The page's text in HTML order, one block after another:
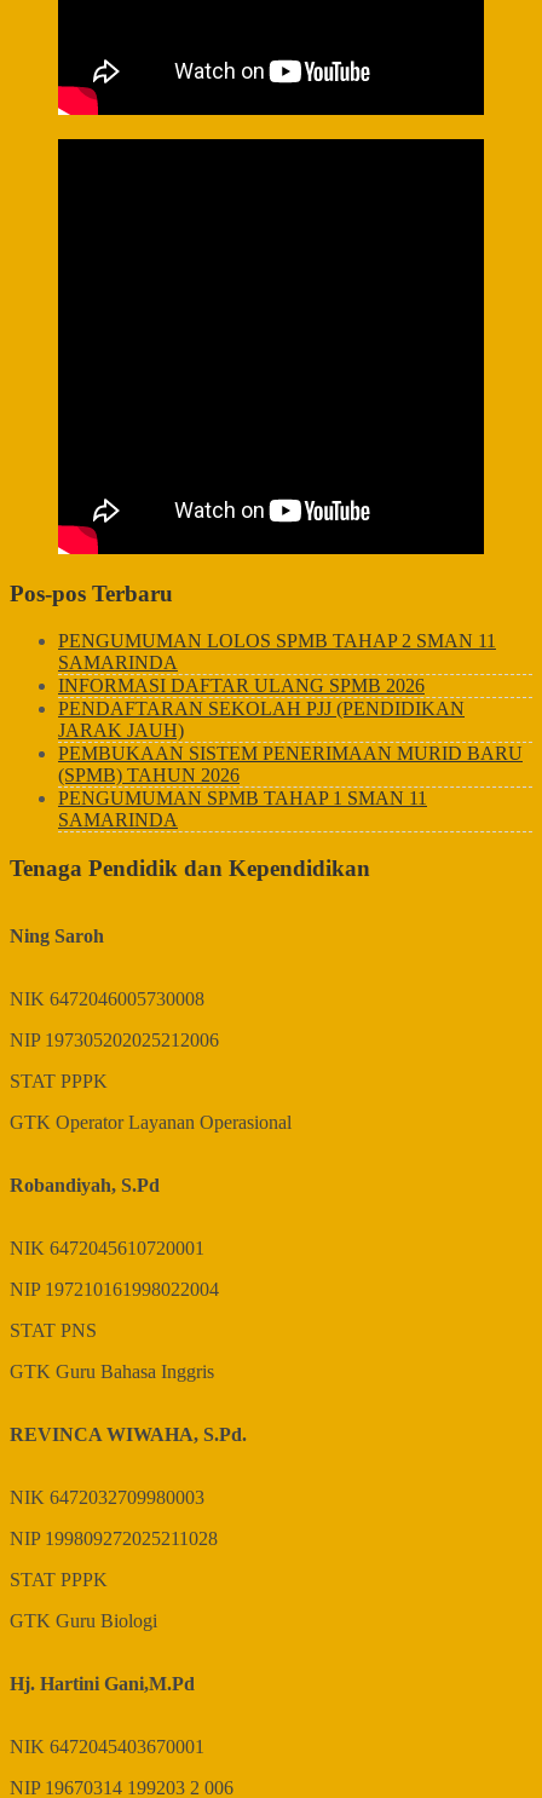
Pos-pos Terbaru
PENGUMUMAN LOLOS SPMB TAHAP 2 SMAN 11
SAMARINDA
INFORMASI DAFTAR ULANG SPMB 2026
PENDAFTARAN SEKOLAH PJJ (PENDIDIKAN
JARAK JAUH)
PEMBUKAAN SISTEM PENERIMAAN MURID BARU
(SPMB) TAHUN 2026
PENGUMUMAN SPMB TAHAP 1 SMAN 11
SAMARINDA
Tenaga Pendidik dan Kependidikan
Ning Saroh
NIK 6472046005730008
NIP 197305202025212006
STAT PPPK
GTK Operator Layanan Operasional
Robandiyah, S.Pd
NIK 6472045610720001
NIP 197210161998022004
STAT PNS
GTK Guru Bahasa Inggris
REVINCA WIWAHA, S.Pd.
NIK 6472032709980003
NIP 199809272025211028
STAT PPPK
GTK Guru Biologi
Hj. Hartini Gani,M.Pd
NIK 6472045403670001
NIP 19670314 199203 2 006